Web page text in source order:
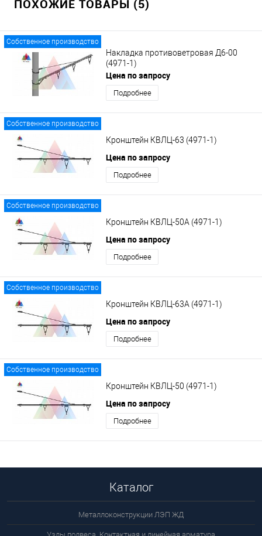
ПОХОЖИЕ ТОВАРЫ (5)
Собственное производство
Накладка противоветровая Д6-00
(4971-1)
Цена по запросу
Подробнее
Собственное производство
Кронштейн КВЛЦ-63 (4971-1)
Цена по запросу
Подробнее
Собственное производство
Кронштейн КВЛЦ-50А (4971-1)
Цена по запросу
Подробнее
Собственное производство
Кронштейн КВЛЦ-63А (4971-1)
Цена по запросу
Подробнее
Собственное производство
Кронштейн КВЛЦ-50 (4971-1)
Цена по запросу
Подробнее
Каталог
Металлоконструкции ЛЭП ЖД